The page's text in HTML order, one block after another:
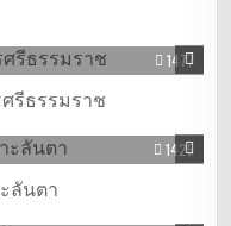
1477
รีธรรมราช
1425
ลันตา